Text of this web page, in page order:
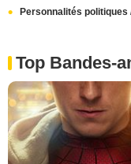
Personnalités politiques
Top Bandes-